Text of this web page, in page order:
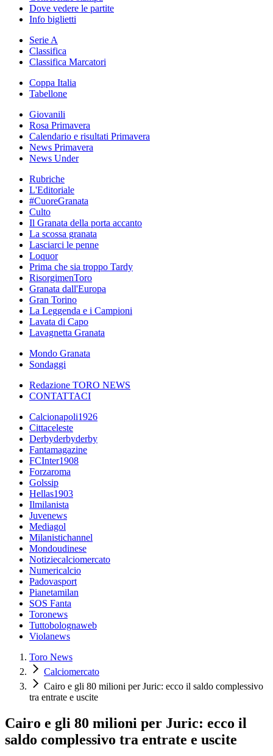
Dove vedere le partite
Info biglietti
Serie A
Classifica
Classifica Marcatori
Coppa Italia
Tabellone
Giovanili
Rosa Primavera
Calendario e risultati Primavera
News Primavera
News Under
Rubriche
L'Editoriale
#CuoreGranata
Culto
Il Granata della porta accanto
La scossa granata
Lasciarci le penne
Loquor
Prima che sia troppo Tardy
RisorgimenToro
Granata dall'Europa
Gran Torino
La Leggenda e i Campioni
Lavata di Capo
Lavagnetta Granata
Mondo Granata
Sondaggi
Redazione TORO NEWS
CONTATTACI
Calcionapoli1926
Cittaceleste
Derbyderbyderby
Fantamagazine
FCInter1908
Forzaroma
Golssip
Hellas1903
Ilmilanista
Juvenews
Mediagol
Milanistichannel
Mondoudinese
Notiziecalciomercato
Numericalcio
Padovasport
Pianetamilan
SOS Fanta
Toronews
Tuttobolognaweb
Violanews
Toro News
Calciomercato
Cairo e gli 80 milioni per Juric: ecco il saldo complessivo
tra entrate e uscite
Cairo e gli 80 milioni per Juric: ecco il
saldo complessivo tra entrate e uscite